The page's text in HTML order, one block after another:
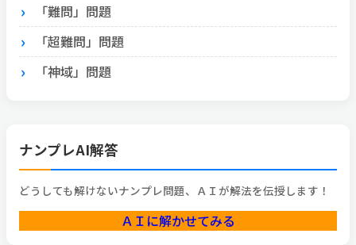
「難問」問題
「超難問」問題
「神域」問題
ナンプレAI解答
どうしても解けないナンプレ問題、ＡＩが解法を伝授します！
ＡＩに解かせてみる